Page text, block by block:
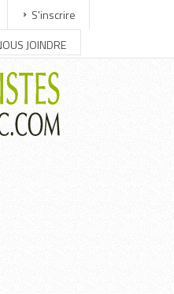
S'inscrire
JOINDRE